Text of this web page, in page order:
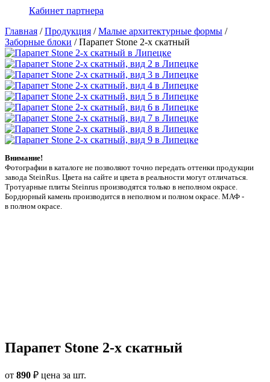
Кабинет партнера
Главная /Продукция /Малые архитектурные формы /
Заборные блоки /Парапет Stone 2-х скатный
Внимание!
Фотографии в каталоге не позволяют точно передать оттенки продукции
заводa SteinRus. Цвета на сайте и цвета в реальности могут отличаться.
Тротуарные плиты Steinrus производятся только в неполном окрасе.
Бордюрный камень производится в неполном и полном окрасе. МАФ -
в полном окрасе.
Парапет Stone 2-х скатный
от 890 ₽ цена за шт.